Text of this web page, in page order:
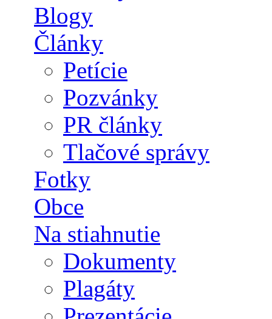
Blogy
Články
Petície
Pozvánky
PR články
Tlačové správy
Fotky
Obce
Na stiahnutie
Dokumenty
Plagáty